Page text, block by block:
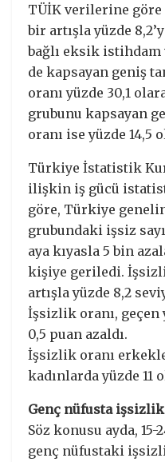
TÜİK verilerine
bir artışla yüzde
bağlı eksik istihdam
de kapsayan geniş
oranı yüzde 30,1
grubunu kapsayan
oranı ise yüzde 14,5
Türkiye İstatistik
ilişkin iş gücü
göre, Türkiye
grubundaki işsiz
aya kıyasla 5 bin
kişiye geriledi.
artışla yüzde 8,2
İşsizlik oranı, geçen
0,5 puan azaldı.
İşsizlik oranı
kadınlarda yüzde
Genç nüfusta işsizlik
Söz konusu ayda,
genç nüfustaki